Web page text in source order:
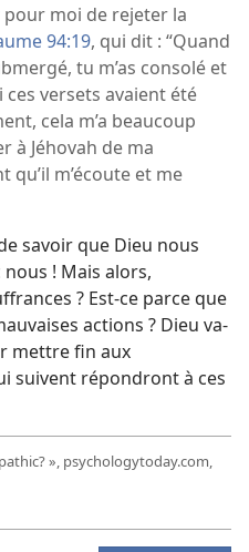
pour moi de rejeter la
94:19, qui dit : “Quand
tu m’as consolé et
ces versets avaient été
cela m’a beaucoup
à Jéhovah de ma
qu’il m’écoute et me
savoir que Dieu nous
! Mais alors,
? Est-​ce parce que
actions ? Dieu va-​
mettre fin aux
suivent répondront à ces
», psychologytoday.com,